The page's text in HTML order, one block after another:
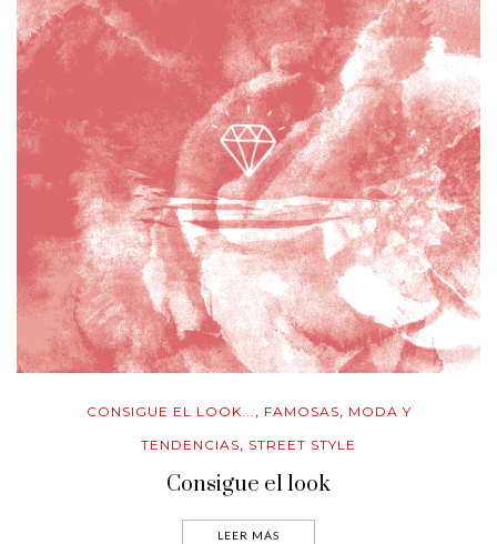
CONSIGUE EL LOOK... , FAMOSAS, MODA Y
TENDENCIAS, STREET STYLE
Consigue el look
LEER MÁS